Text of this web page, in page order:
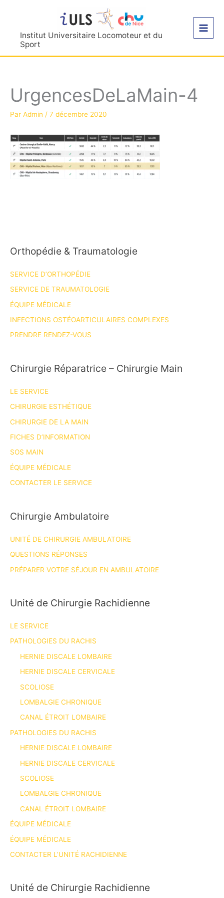
contenuInstitut Universitaire Locomoteur et du
Sport
UrgencesDeLaMain-4
Par Admin / 7 décembre 2020
Orthopédie & Traumatologie
SERVICE D’ORTHOPÉDIE
SERVICE DE TRAUMATOLOGIE
ÉQUIPE MÉDICALE
INFECTIONS OSTÉOARTICULAIRES COMPLEXES
PRENDRE RENDEZ-VOUS
Chirurgie Réparatrice – Chirurgie Main
LE SERVICE
CHIRURGIE ESTHÉTIQUE
CHIRURGIE DE LA MAIN
FICHES D’INFORMATION
SOS MAIN
ÉQUIPE MÉDICALE
CONTACTER LE SERVICE
Chirurgie Ambulatoire
UNITÉ DE CHIRURGIE AMBULATOIRE
QUESTIONS RÉPONSES
PRÉPARER VOTRE SÉJOUR EN AMBULATOIRE
Unité de Chirurgie Rachidienne
LE SERVICE
PATHOLOGIES DU RACHIS
HERNIE DISCALE LOMBAIRE
HERNIE DISCALE CERVICALE
SCOLIOSE
LOMBALGIE CHRONIQUE
CANAL ÉTROIT LOMBAIRE
PATHOLOGIES DU RACHIS
HERNIE DISCALE LOMBAIRE
HERNIE DISCALE CERVICALE
SCOLIOSE
LOMBALGIE CHRONIQUE
CANAL ÉTROIT LOMBAIRE
ÉQUIPE MÉDICALE
ÉQUIPE MÉDICALE
CONTACTER L’UNITÉ RACHIDIENNE
Unité de Chirurgie Rachidienne